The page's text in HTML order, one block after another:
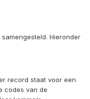
Hieronder
record staat voor een
codes van de